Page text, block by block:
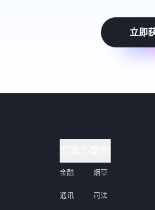
立即
金融
通讯
烟草
司法